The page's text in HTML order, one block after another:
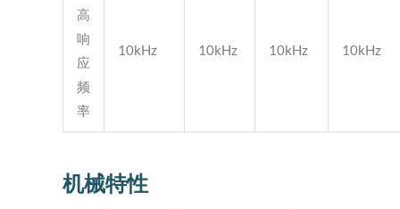
高
响
应
频
率
10kHz 10kHz 10kHz 10kHz
机械特性